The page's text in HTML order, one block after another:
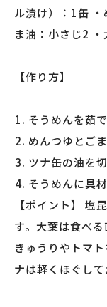
ル漬け）：1缶
ま油：小さじ2
【作り方】
そうめんを茹
めんつゆとご
ツナ缶の油を
そうめんに具
【ポイント】 塩
す。大葉は食べ
きゅうりやトマ
ナは軽くほぐして